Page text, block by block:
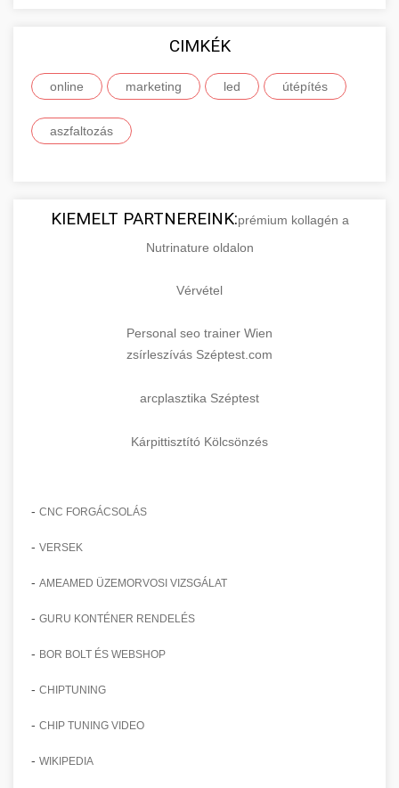
CIMKÉK
online marketing led útépítés
aszfaltozás
KIEMELT PARTNEREINK:prémium kollagén a
Nutrinature oldalon
Vérvétel
Personal seo trainer Wien
zsírleszívás Széptest.com
arcplasztika Széptest
Kárpittisztító Kölcsönzés
- CNC FORGÁCSOLÁS
- VERSEK
- AMEAMED ÜZEMORVOSI VIZSGÁLAT
- GURU KONTÉNER RENDELÉS
- BOR BOLT ÉS WEBSHOP
- CHIPTUNING
- CHIP TUNING VIDEO
- WIKIPEDIA